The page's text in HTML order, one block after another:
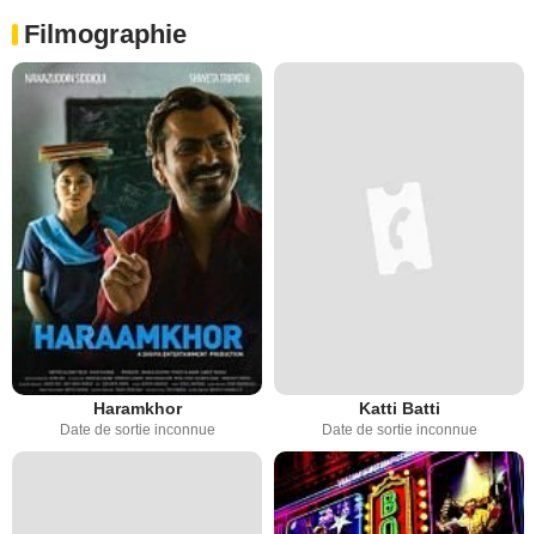
Filmographie
Haramkhor
Date de sortie inconnue
Katti Batti
Date de sortie inconnue